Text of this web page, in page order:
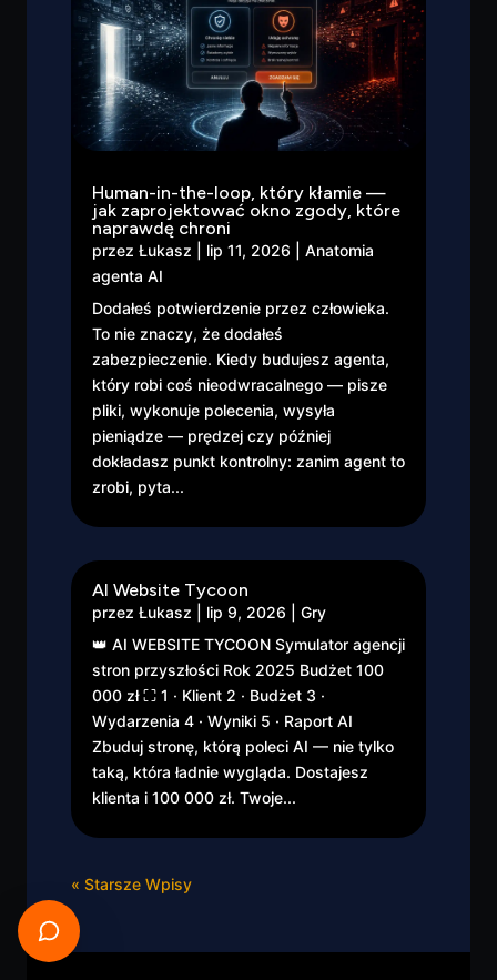
Human-in-the-loop, który kłamie —
jak zaprojektować okno zgody, które
naprawdę chroni
przez Łukasz lip 11, 2026
Anatomia
agenta AI
Dodałeś potwierdzenie przez człowieka.
To nie znaczy, że dodałeś
zabezpieczenie. Kiedy budujesz agenta,
który robi coś nieodwracalnego — pisze
pliki, wykonuje polecenia, wysyła
pieniądze — prędzej czy później
dokładasz punkt kontrolny: zanim agent to
zrobi, pyta...
AI Website Tycoon
przez Łukasz lip 9, 2026
Gry
👑 AI WEBSITE TYCOON Symulator agencji
stron przyszłości Rok 2025 Budżet 100
000 zł ⛶ 1 · Klient 2 · Budżet 3 ·
Wydarzenia 4 · Wyniki 5 · Raport AI
Zbuduj stronę, którą poleci AI — nie tylko
taką, która ładnie wygląda. Dostajesz
klienta i 100 000 zł. Twoje...
« Starsze Wpisy